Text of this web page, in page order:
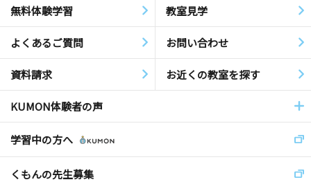
無料体験学習 教室見学
よくあるご質問 お問い合わせ
資料請求 お近くの教室を探す
KUMON体験者の声
学習中の方へ
くもんの先生募集